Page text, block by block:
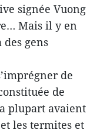
signée Vuong
Mais il y en
gens
de
de
plupart avaient
les termites et